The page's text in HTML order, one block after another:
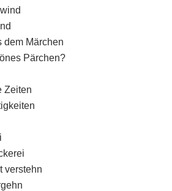
dem Märchen
Pärchen?
Zeiten
verstehn